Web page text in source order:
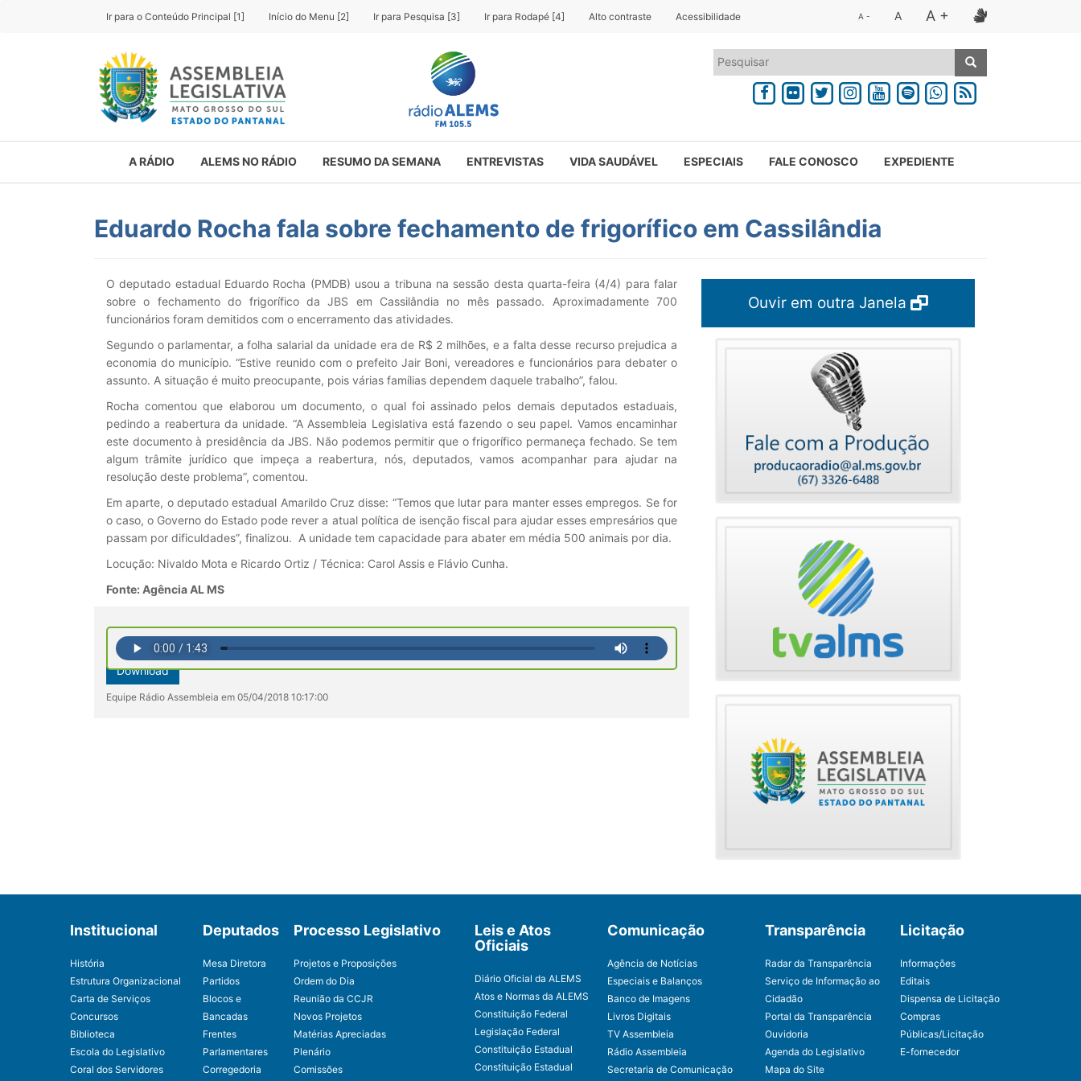
Ir para o Conteúdo Principal [1] Início do Menu [2] Ir para Pesquisa [3] Ir para Rodapé [4] Alto contraste Acessibilidade A - A A +
A RÁDIO ALEMS NO RÁDIO RESUMO DA SEMANA ENTREVISTAS VIDA SAUDÁVEL ESPECIAIS FALE CONOSCO EXPEDIENTE
Eduardo Rocha fala sobre fechamento de frigorífico em Cassilândia
O deputado estadual Eduardo Rocha (PMDB) usou a tribuna na sessão desta quarta-feira (4/4) para falar
sobre o fechamento do frigorífico da JBS em Cassilândia no mês passado. Aproximadamente 700
funcionários foram demitidos com o encerramento das atividades.
Segundo o parlamentar, a folha salarial da unidade era de R$ 2 milhões, e a falta desse recurso prejudica a
economia do município. “Estive reunido com o prefeito Jair Boni, vereadores e funcionários para debater o
assunto. A situação é muito preocupante, pois várias famílias dependem daquele trabalho”, falou.
Rocha comentou que elaborou um documento, o qual foi assinado pelos demais deputados estaduais,
pedindo a reabertura da unidade. “A Assembleia Legislativa está fazendo o seu papel. Vamos encaminhar
este documento à presidência da JBS. Não podemos permitir que o frigorífico permaneça fechado. Se tem
algum trâmite jurídico que impeça a reabertura, nós, deputados, vamos acompanhar para ajudar na
resolução deste problema”, comentou.
Em aparte, o deputado estadual Amarildo Cruz disse: “Temos que lutar para manter esses empregos. Se for
o caso, o Governo do Estado pode rever a atual política de isenção fiscal para ajudar esses empresários que
passam por dificuldades”, finalizou. A unidade tem capacidade para abater em média 500 animais por dia.
Locução: Nivaldo Mota e Ricardo Ortiz / Técnica: Carol Assis e Flávio Cunha.
Fonte: Agência AL MS
Download
Equipe Rádio Assembleia em 05/04/2018 10:17:00
Ouvir em outra Janela
Institucional
História
Estrutura Organizacional
Carta de Serviços
Concursos
Biblioteca
Escola do Legislativo
Coral dos Servidores
Deputados
Mesa Diretora
Partidos
Blocos e
Bancadas
Frentes
Parlamentares
Corregedoria
Processo Legislativo
Projetos e Proposições
Ordem do Dia
Reunião da CCJR
Novos Projetos
Matérias Apreciadas
Plenário
Comissões
Leis e Atos
Oficiais
Diário Oficial da ALEMS
Atos e Normas da ALEMS
Constituição Federal
Legislação Federal
Constituição Estadual
Constituição Estadual
Comunicação
Agência de Notícias
Especiais e Balanços
Banco de Imagens
Livros Digitais
TV Assembleia
Rádio Assembleia
Secretaria de Comunicação
Transparência
Radar da Transparência
Serviço de Informação ao
Cidadão
Portal da Transparência
Ouvidoria
Agenda do Legislativo
Mapa do Site
Licitação
Informações
Editais
Dispensa de Licitação
Compras
Públicas/Licitação
E-fornecedor